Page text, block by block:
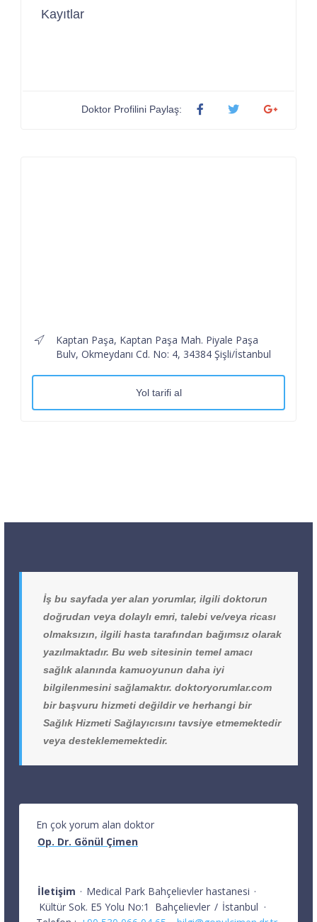
Kayıtlar
Doktor Profilini Paylaş:
Kaptan Paşa, Kaptan Paşa Mah. Piyale Paşa
Bulv, Okmeydanı Cd. No: 4, 34384 Şişli/İstanbul
Yol tarifi al
İş bu sayfada yer alan yorumlar, ilgili doktorun
doğrudan veya dolaylı emri, talebi ve/veya ricası
olmaksızın, ilgili hasta tarafından bağımsız olarak
yazılmaktadır. Bu web sitesinin temel amacı
sağlık alanında kamuoyunun daha iyi
bilgilenmesini sağlamaktır. doktoryorumlar.com
bir başvuru hizmeti değildir ve herhangi bir
Sağlık Hizmeti Sağlayıcısını tavsiye etmemektedir
veya desteklememektedir.
En çok yorum alan doktor
Op. Dr. Gönül Çimen
İletişim · Medical Park Bahçelievler hastanesi ·
Kültür Sok. E5 Yolu No:1
Bahçelievler / İstanbul ·